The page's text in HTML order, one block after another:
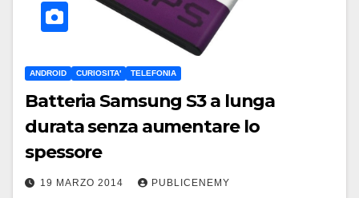
ANDROID CURIOSITA' TELEFONIA
Batteria Samsung S3 a lunga
durata senza aumentare lo
spessore
19 MARZO 2014 PUBLICENEMY